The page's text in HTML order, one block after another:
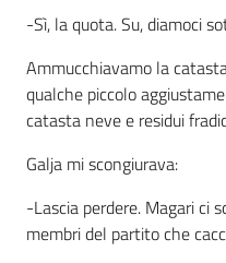
Per i cittadini
-Sì, la quota. Su, diamoci
Ammucchiavamo la
qualche piccolo
catasta neve e residui
Galja mi scongiurava:
-Lascia perdere. Magari ci
membri del partito che